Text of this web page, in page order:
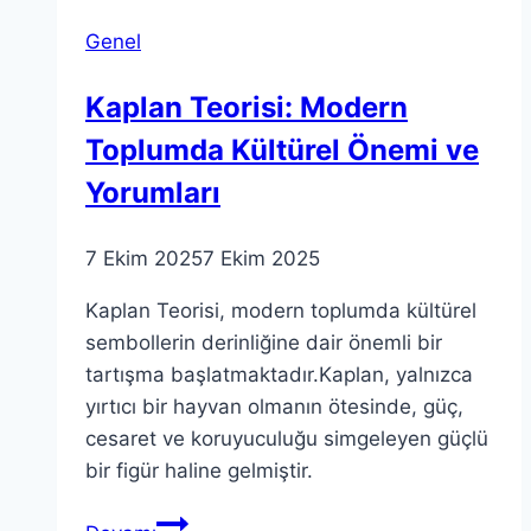
Genel
Kaplan Teorisi: Modern
Toplumda Kültürel Önemi ve
Yorumları
7 Ekim 20257 Ekim 2025
Kaplan Teorisi, modern toplumda kültürel
sembollerin derinliğine dair önemli bir
tartışma başlatmaktadır.Kaplan, yalnızca
yırtıcı bir hayvan olmanın ötesinde, güç,
cesaret ve koruyuculuğu simgeleyen güçlü
bir figür haline gelmiştir.
Kaplan